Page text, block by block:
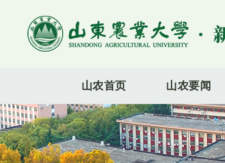
山农首页 山农要闻